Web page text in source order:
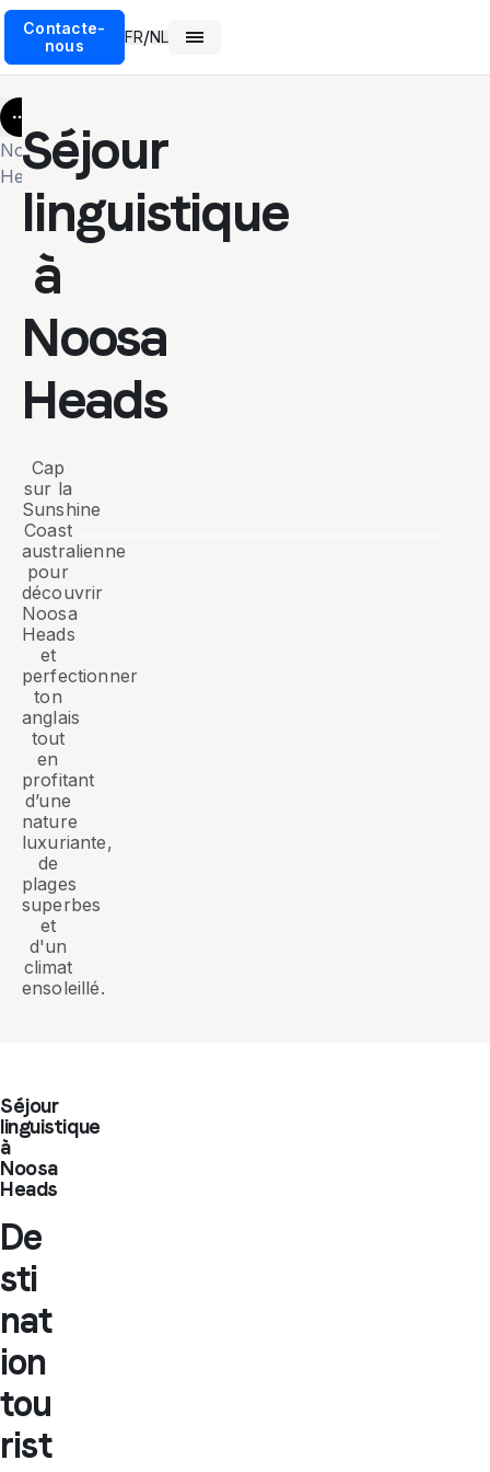
Contacte-
nous
FR/NL
More
Noosa
HeadsSéjour
linguistique
à
Noosa
Heads
Cap
sur la
Sunshine
Coast
australienne
pour
découvrir
Noosa
Heads
et
perfectionner
ton
anglais
tout
en
profitant
d’une
nature
luxuriante,
de
plages
superbes
et
d'un
climat
ensoleillé.
Séjour
linguistique
à
Noosa
Heads
De
sti
nat
ion
tou
rist